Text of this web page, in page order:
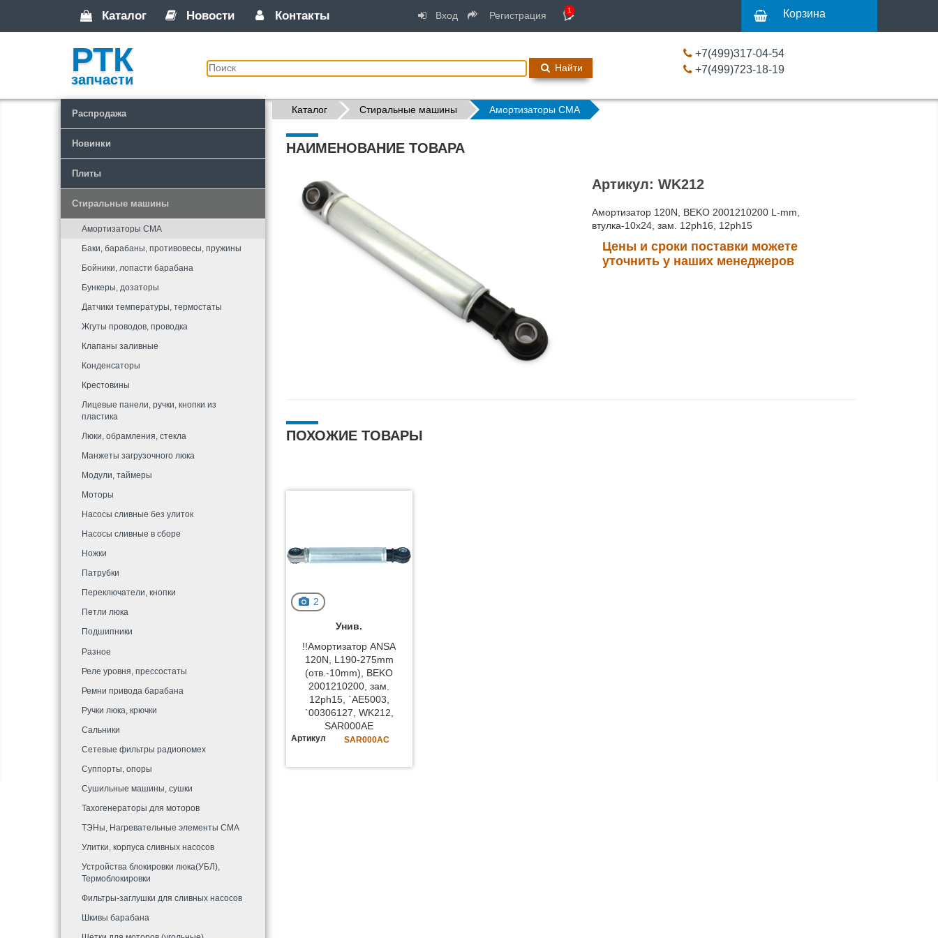
Каталог Новости Контакты Вход Регистрация 1 Корзина
РТК
запчасти
Найти
+7(499)317-04-54
+7(499)723-18-19
Распродажа
Новинки
Плиты
Стиральные машины
Амортизаторы СМА
Баки, барабаны, противовесы, пружины
Бойники, лопасти барабана
Бункеры, дозаторы
Датчики температуры, термостаты
Жгуты проводов, проводка
Клапаны заливные
Конденсаторы
Крестовины
Лицевые панели, ручки, кнопки из
пластика
Люки, обрамления, стекла
Манжеты загрузочного люка
Модули, таймеры
Моторы
Насосы сливные без улиток
Насосы сливные в сборе
Ножки
Патрубки
Переключатели, кнопки
Петли люка
Подшипники
Разное
Реле уровня, прессостаты
Ремни привода барабана
Ручки люка, крючки
Сальники
Сетевые фильтры радиопомех
Суппорты, опоры
Сушильные машины, сушки
Тахогенераторы для моторов
ТЭНы, Нагревательные элементы СМА
Улитки, корпуса сливных насосов
Устройства блокировки люка(УБЛ),
Термоблокировки
Фильтры-заглушки для сливных насосов
Шкивы барабана
Каталог Стиральные машины Амортизаторы СМА
НАИМЕНОВАНИЕ ТОВАРА
Артикул: WK212
Амортизатор 120N, BEKO 2001210200 L-mm,
втулка-10x24, зам. 12ph16, 12ph15
Цены и сроки поставки можете
уточнить у наших менеджеров
ПОХОЖИЕ ТОВАРЫ
2
Унив.
!!Амортизатор ANSA
120N, L190-275mm
(отв.-10mm), BEKO
2001210200, зам.
12ph15, `AE5003,
`00306127, WK212,
SAR000AE
Артикул SAR000AC